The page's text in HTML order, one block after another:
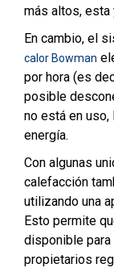
más altos, esta
En cambio, el
calor Bowman
por hora (es
posible
no está en uso,
energía.
Con algunas
calefacción
utilizando una
Esto permite
disponible para
propietarios